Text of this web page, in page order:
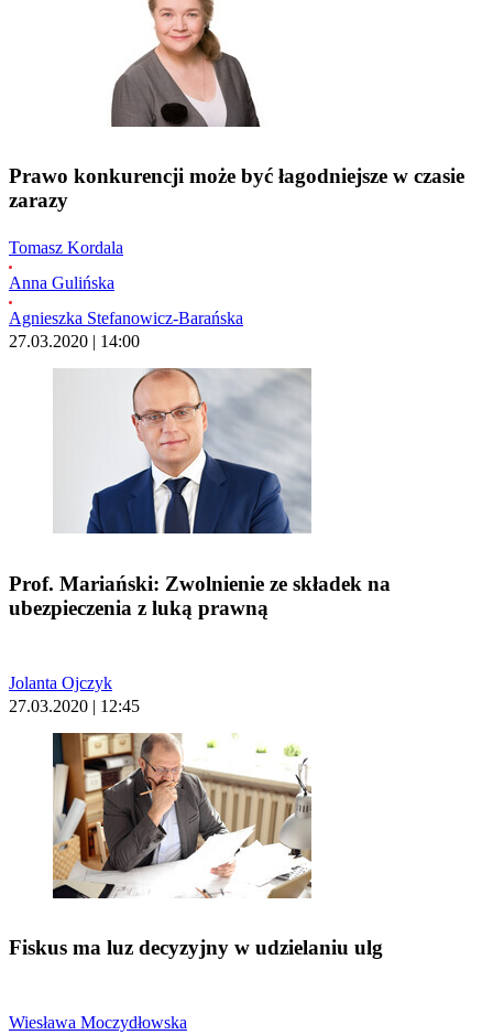
Prawo konkurencji może być łagodniejsze w czasie
zarazy
Tomasz Kordala
Anna Gulińska
Agnieszka Stefanowicz-Barańska
27.03.2020 | 14:00
Prof. Mariański: Zwolnienie ze składek na
ubezpieczenia z luką prawną
Jolanta Ojczyk
27.03.2020 | 12:45
Fiskus ma luz decyzyjny w udzielaniu ulg
Wiesława Moczydłowska